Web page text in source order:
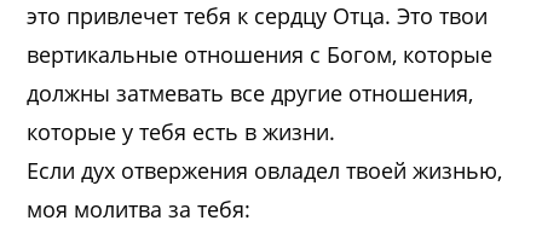
это привлечет тебя к сердцу Отца. Это твои
вертикальные отношения с Богом, которые
должны затмевать все другие отношения,
которые у тебя есть в жизни.
Если дух отвержения овладел твоей жизнью,
моя молитва за тебя: